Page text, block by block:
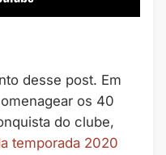
desse post. Em
os 40
do clube,
temporada 2020